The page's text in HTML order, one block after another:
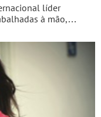
líder
à mão,
encontro
em franchise, a
nos dias 5 e 6